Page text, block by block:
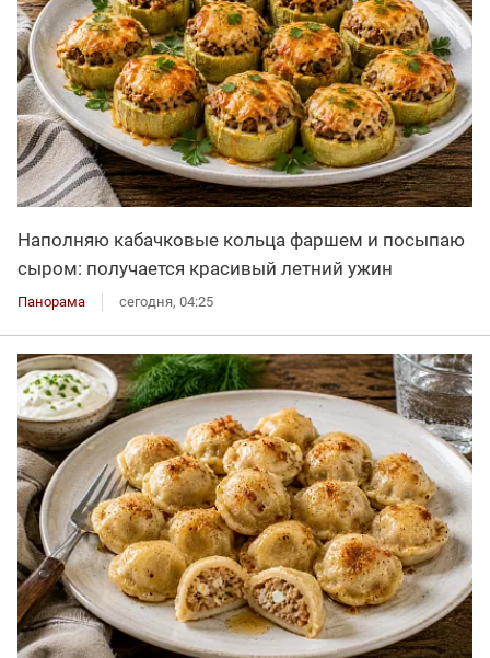
Наполняю кабачковые кольца фаршем и посыпаю
сыром: получается красивый летний ужин
Панорама сегодня, 04:25